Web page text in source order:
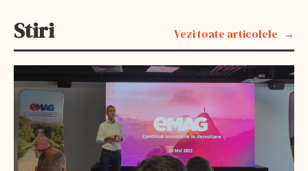
Stiri Vezi toate articolele